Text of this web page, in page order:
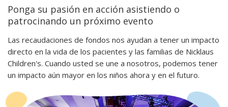
Ponga su pasión en acción asistiendo o
patrocinando un próximo evento
Las recaudaciones de fondos nos ayudan a tener un impacto
directo en la vida de los pacientes y las familias de Nicklaus
Children's. Cuando usted se une a nosotros, podemos tener
un impacto aún mayor en los niños ahora y en el futuro.